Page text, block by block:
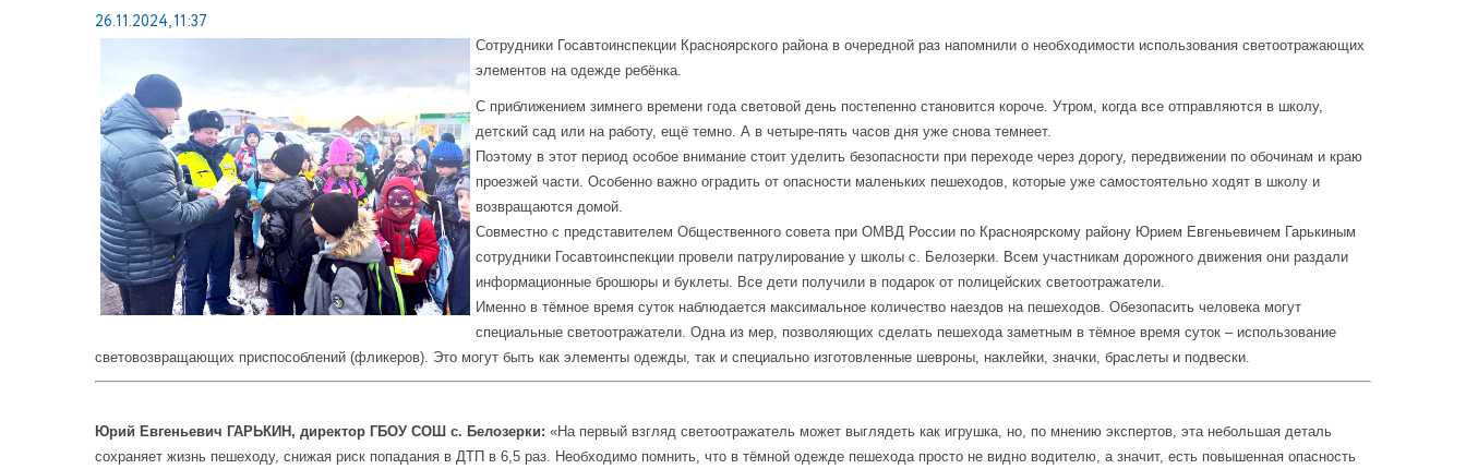
26.11.2024, 11:37
Сотрудники Госавтоинспекции Красноярского района в очередной раз напомнили о необходимости использования светоотражающих
элементов на одежде ребёнка.
С приближением зимнего времени года световой день постепенно становится короче. Утром, когда все отправляются в школу,
детский сад или на работу, ещё темно. А в четыре-пять часов дня уже снова темнеет.
Поэтому в этот период особое внимание стоит уделить безопасности при переходе через дорогу, передвижении по обочинам и краю
проезжей части. Особенно важно оградить от опасности маленьких пешеходов, которые уже самостоятельно ходят в школу и
возвращаются домой.
Совместно с представителем Общественного совета при ОМВД России по Красноярскому району Юрием Евгеньевичем Гарькиным
сотрудники Госавтоинспекции провели патрулирование у школы с. Белозерки. Всем участникам дорожного движения они раздали
информационные брошюры и буклеты. Все дети получили в подарок от полицейских светоотражатели.
Именно в тёмное время суток наблюдается максимальное количество наездов на пешеходов. Обезопасить человека могут
специальные светоотражатели. Одна из мер, позволяющих сделать пешехода заметным в тёмное время суток – использование
световозвращающих приспособлений (фликеров). Это могут быть как элементы одежды, так и специально изготовленные шевроны, наклейки, значки, браслеты и подвески.
Юрий Евгеньевич ГАРЬКИН, директор ГБОУ СОШ с. Белозерки: «На первый взгляд светоотражатель может выглядеть как игрушка, но, по мнению экспертов, эта небольшая деталь
сохраняет жизнь пешеходу, снижая риск попадания в ДТП в 6,5 раз. Необходимо помнить, что в тёмной одежде пешехода просто не видно водителю, а значит, есть повышенная опасность